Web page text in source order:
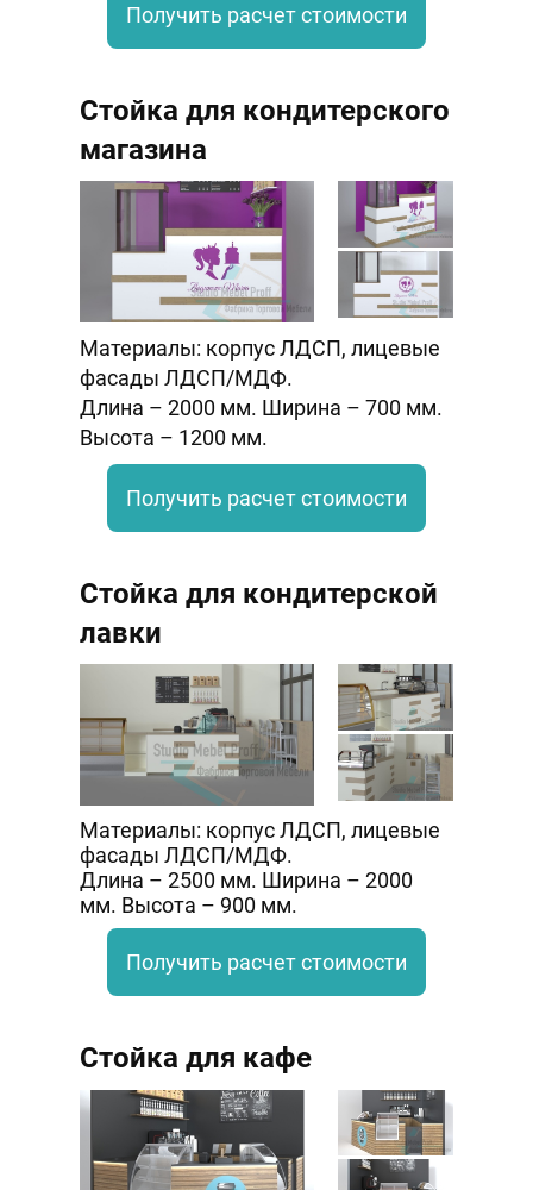
Получить расчет стоимости
Стойка для кондитерского
магазина
Материалы: корпус ЛДСП, лицевые
фасады ЛДСП/МДФ.
Длина – 2000 мм. Ширина – 700 мм.
Высота – 1200 мм.
Получить расчет стоимости
Стойка для кондитерской
лавки
Материалы: корпус ЛДСП, лицевые
фасады ЛДСП/МДФ.
Длина – 2500 мм. Ширина – 2000
мм. Высота – 900 мм.
Получить расчет стоимости
Стойка для кафе